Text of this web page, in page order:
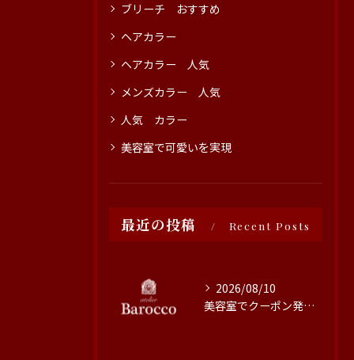
ブリーチ おすすめ
ヘアカラー
ヘアカラー 人気
メンズカラー 人気
人気 カラー
美容室で可愛いを実現
最近の投稿 Recent Posts
2026/08/10
美容室でクーポン発行を活用する賢い方法と最新お得情報まとめ